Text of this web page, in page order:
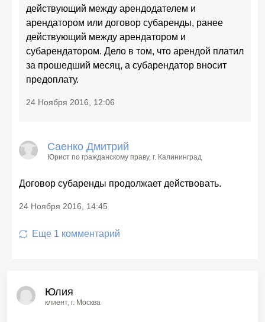
действующий между арендодателем и
арендатором или договор субаренды, ранее
действующий между арендатором и
субарендатором. Дело в том, что арендой платил
за прошедший месяц, а субарендатор вносит
предоплату.
24 Ноября 2016, 12:06
Саенко Дмитрий
Юрист по гражданскому праву, г. Калининград
Договор субаренды продолжает действовать.
24 Ноября 2016, 14:45
Еще 1 комментарий
Юлия
клиент, г. Москва